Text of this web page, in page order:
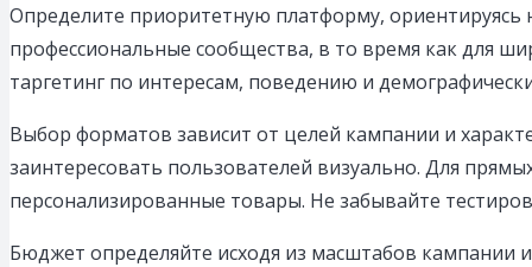
Определите приоритетную платформу,
профессиональные сообщества, в то время как для
таргетинг по интересам, поведению и
Выбор форматов зависит от целей кампании и
заинтересовать пользователей визуально. Для
персонализированные товары. Не забывайте
Бюджет определяйте исходя из масштабов кампании